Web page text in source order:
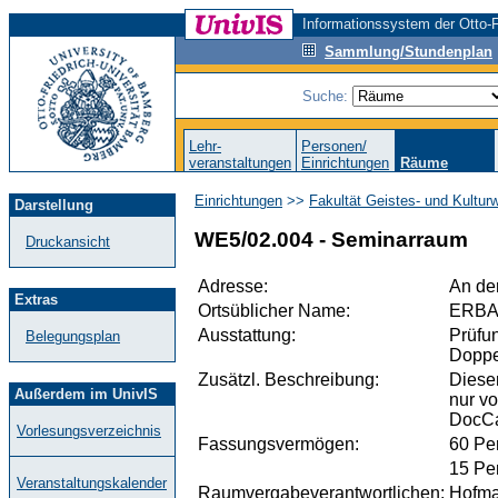
Informationssystem der
Sammlung/Stundenplan
Suche:
Lehr-
veranstaltungen
Personen/
Einrichtungen
Räume
Darstellung
Druckansicht
Extras
Belegungsplan
Außerdem im UnivIS
Vorlesungsverzeichnis
Veranstaltungskalender
Einrichtungen >> Fakultät Geistes- und
WE5/02.004 - Seminarraum
Adresse:
An
Ortsüblicher Name:
ERBA
Ausstattung:
Zusätzl. Beschreibung:
nur
Fassungsvermögen:
60
15
Raumvergabeverantwortlichen: